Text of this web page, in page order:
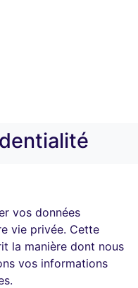
vos données
vie privée. Cette
la manière dont nous
vos informations